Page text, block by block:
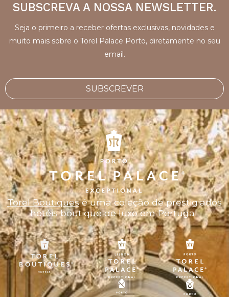
SUBSCREVA A NOSSA NEWSLETTER.
Seja o primeiro a receber ofertas exclusivas, novidades e
muito mais sobre o Torel Palace Porto, diretamente no seu
email.
SUBSCREVER
Torel Boutiquesé uma coleção de prestigiados
hotéis boutique de luxo em Portugal.